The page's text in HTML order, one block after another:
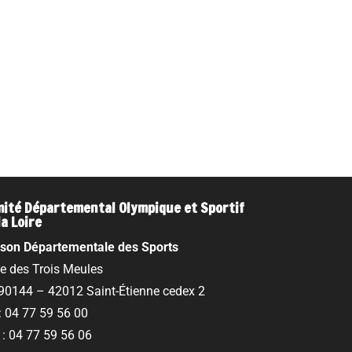
Départemental Olympique et Sportif
Loire
Départementale des Sports
des Trois Meules
– 42012 Saint-Étienne cedex 2
04 77 59 56 00
: 04 77 59 56 06